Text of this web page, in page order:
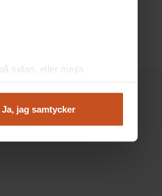
sidan, eller mejla
Ja, jag samtycker